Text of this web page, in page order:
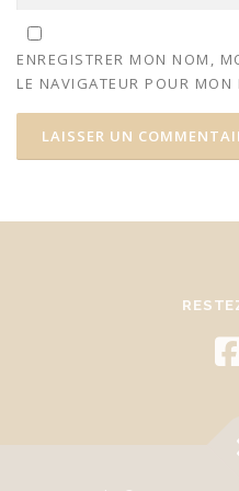
ENREGISTRER MON NOM,
LE NAVIGATEUR POUR